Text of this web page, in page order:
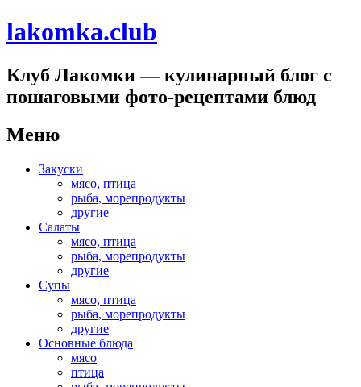
lakomka.club
Клуб Лакомки — кулинарный блог с
пошаговыми фото-рецептами блюд
Меню
Перейти
содержимому
Закуски
мясо, птица
рыба, морепродукты
другие
Салаты
мясо, птица
рыба, морепродукты
другие
Супы
мясо, птица
рыба, морепродукты
другие
Основные блюда
мясо
птица